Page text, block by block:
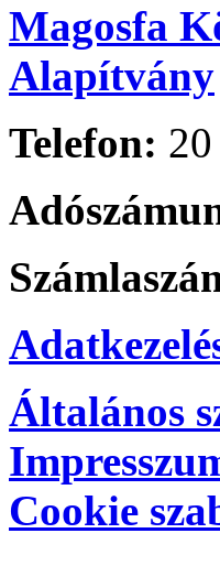
Magosfa
Alapítvány
Telefon:
Általános
Cookie